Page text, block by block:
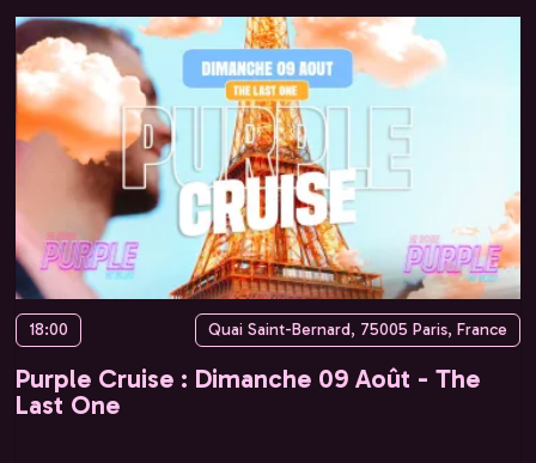
18:00 Quai Saint-Bernard, 75005 Paris, France
Purple Cruise : Dimanche 09 Août - The
Last One